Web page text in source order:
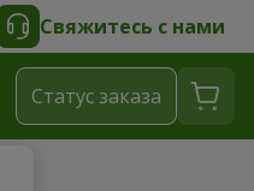
Свяжитесь с нами
Cтатус заказа